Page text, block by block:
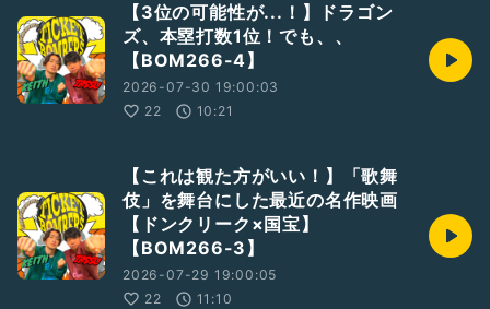
【3位の可能性が...！】ドラゴン
ズ、本塁打数1位！でも、、
【BOM266-4】
2026-07-30 19:00:03
22
10:21
【これは観た方がいい！】「歌舞
伎」を舞台にした最近の名作映画
【ドンクリーク×国宝】
【BOM266-3】
2026-07-29 19:00:05
22
11:10